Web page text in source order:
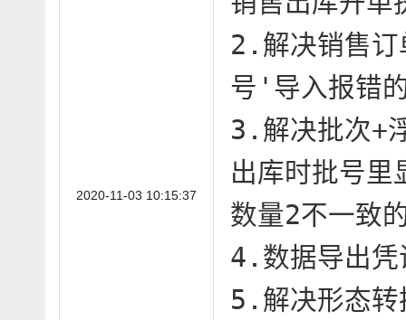
2020-11-03 10:15:37
2.解决销售订
号'导入报错
3.解决批次+
出库时批号里
数量2不一致
4.数据导出凭
5.解决形态转